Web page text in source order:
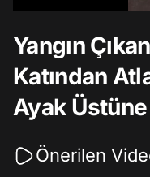
Yangın
Katından
Ayak
Önerilen